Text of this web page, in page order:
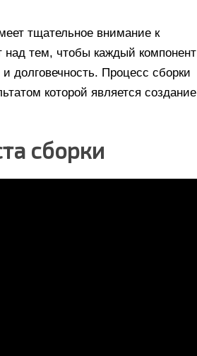
тщательное внимание к
тем, чтобы каждый компонент
долговечность. Процесс сборки
которой является создание
сборки